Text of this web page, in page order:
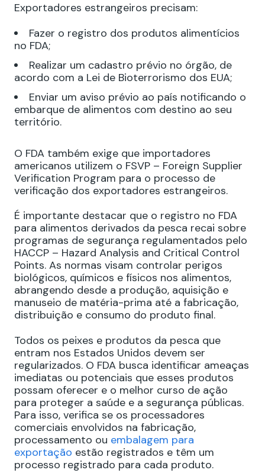
Exportadores estrangeiros precisam:
Fazer o registro dos produtos alimentícios
no FDA;
Realizar um cadastro prévio no órgão, de
acordo com a Lei de Bioterrorismo dos EUA;
Enviar um aviso prévio ao país notificando o
embarque de alimentos com destino ao seu
território.
O FDA também exige que importadores
americanos utilizem o FSVP – Foreign Supplier
Verification Program para o processo de
verificação dos exportadores estrangeiros.
É importante destacar que o registro no FDA
para alimentos derivados da pesca recai sobre
programas de segurança regulamentados pelo
HACCP – Hazard Analysis and Critical Control
Points. As normas visam controlar perigos
biológicos, químicos e físicos nos alimentos,
abrangendo desde a produção, aquisição e
manuseio de matéria-prima até a fabricação,
distribuição e consumo do produto final.
Todos os peixes e produtos da pesca que
entram nos Estados Unidos devem ser
regularizados. O FDA busca identificar ameaças
imediatas ou potenciais que esses produtos
possam oferecer e o melhor curso de ação
para proteger a saúde e a segurança públicas.
Para isso, verifica se os processadores
comerciais envolvidos na fabricação,
processamento ou embalagem para
exportação estão registrados e têm um
processo registrado para cada produto.